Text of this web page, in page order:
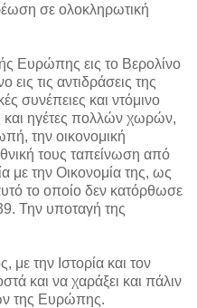
σε ολοκληρωτική
Ευρώπης εις το Βερολίνο
εις τις αντιδράσεις της
συνέπειες και ντόμινο
και ηγέτες πολλών χωρών,
την οικονομική
τους ταπείνωση από
με την Οικονομία της, ως
το οποίο δεν κατόρθωσε
Την υποταγή της
με την Ιστορία και τον
και να χαράξει και πάλιν
της Ευρώπης.